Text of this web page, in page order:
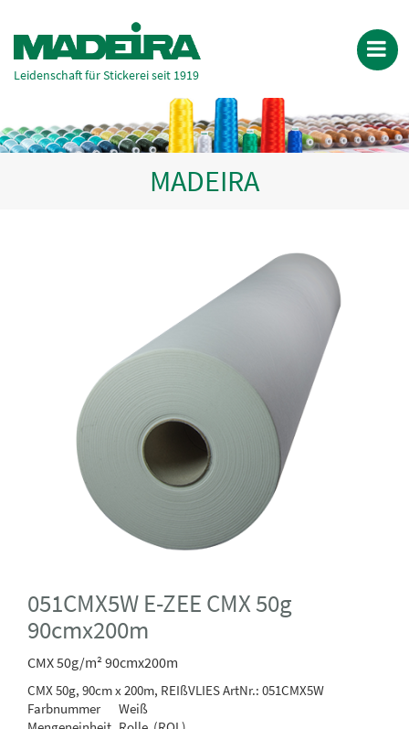
Leidenschaft für Stickerei seit 1919
MADEIRA
051CMX5W E-ZEE CMX 50g
90cmx200m
CMX 50g/m² 90cmx200m
CMX 50g, 90cm x 200m, REIßVLIESArtNr.: 051CMX5W
Farbnummer
Weiß